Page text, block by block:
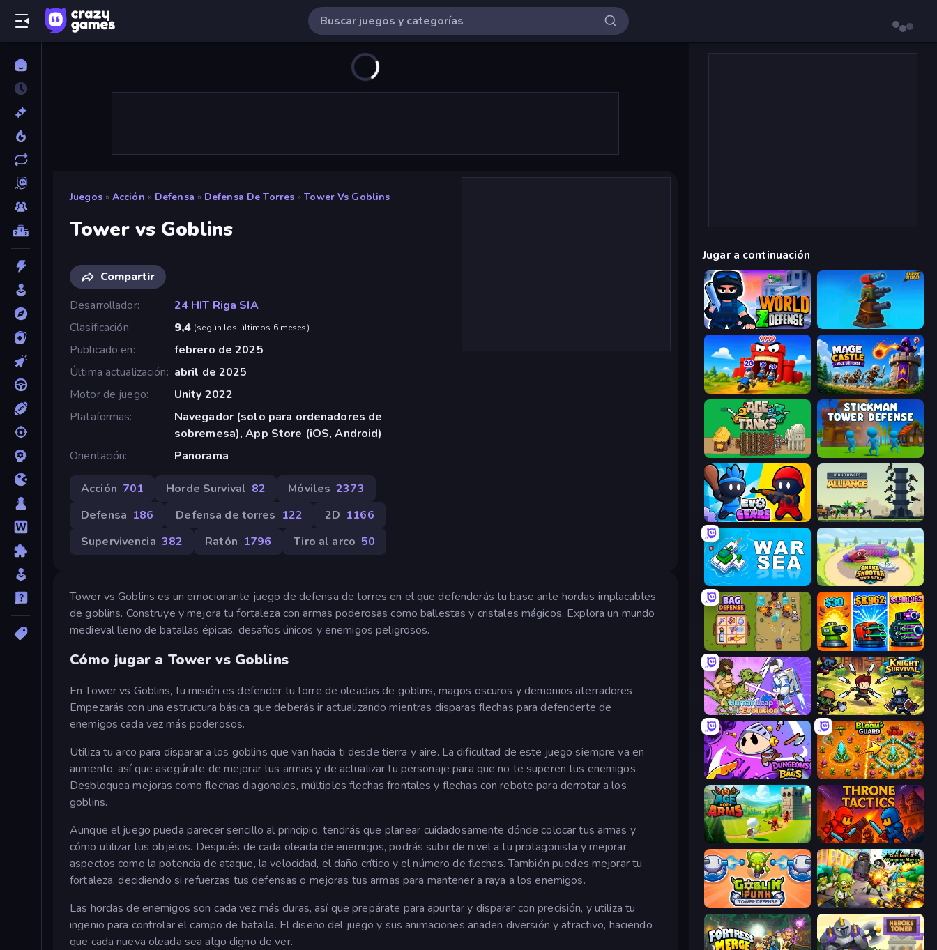
Juegos » Acción » Defensa » Defensa De Torres » Tower Vs Goblins
Tower vs Goblins
Compartir
Desarrollador
24 HIT Riga SIA
Clasificación
9,4 (según los últimos 6 meses)
Publicado en
febrero de 2025
Última actualización
abril de 2025
Motor de juego
Unity 2022
Plataformas
Navegador (solo para ordenadores de
sobremesa), App Store (iOS, Android)
Orientación
Panorama
Acción 701 Horde Survival 82 Móviles 2373
Defensa 186 Defensa de torres 122 2D 1166
Supervivencia 382 Ratón 1796 Tiro al arco 50
Tower vs Goblins es un emocionante juego de defensa de torres en el que defenderás tu base ante hordas implacables
de goblins. Construye y mejora tu fortaleza con armas poderosas como ballestas y cristales mágicos. Explora un mundo
medieval lleno de batallas épicas, desafíos únicos y enemigos peligrosos.
Cómo jugar a Tower vs Goblins
En Tower vs Goblins, tu misión es defender tu torre de oleadas de goblins, magos oscuros y demonios aterradores.
Empezarás con una estructura básica que deberás ir actualizando mientras disparas flechas para defenderte de
enemigos cada vez más poderosos.
Utiliza tu arco para disparar a los goblins que van hacia ti desde tierra y aire. La dificultad de este juego siempre va en
aumento, así que asegúrate de mejorar tus armas y de actualizar tu personaje para que no te superen tus enemigos.
Desbloquea mejoras como flechas diagonales, múltiples flechas frontales y flechas con rebote para derrotar a los
goblins.
Aunque el juego pueda parecer sencillo al principio, tendrás que planear cuidadosamente dónde colocar tus armas y
cómo utilizar tus objetos. Después de cada oleada de enemigos, podrás subir de nivel a tu protagonista y mejorar
aspectos como la potencia de ataque, la velocidad, el daño crítico y el número de flechas. También puedes mejorar tu
fortaleza, decidiendo si refuerzas tus defensas o mejoras tus armas para mantener a raya a los enemigos.
Las hordas de enemigos son cada vez más duras, así que prepárate para apuntar y disparar con precisión, y utiliza tu
ingenio para controlar el campo de batalla. El diseño del juego y sus animaciones añaden diversión y atractivo, haciendo
que cada nueva oleada sea algo digno de ver.
Jugar a continuación
World Z Defense - Zombie Defense Furry Road
TimeWarriors Mage Castle Idle Defense
Age of Tanks Warriors: TD War
Evo Gears Iron Towers Alliance
War Sea Snake Shooter: Tower Battle
Bag Defense Pumpkin Defense: Merge Cannon
Human Leap: Evolution Knight Survival
Dungeons and Bags BloomGuard
Age Of Arms Throne Tactics
Goblin Punk Tower Defense Zombies 4 Weapon Merge